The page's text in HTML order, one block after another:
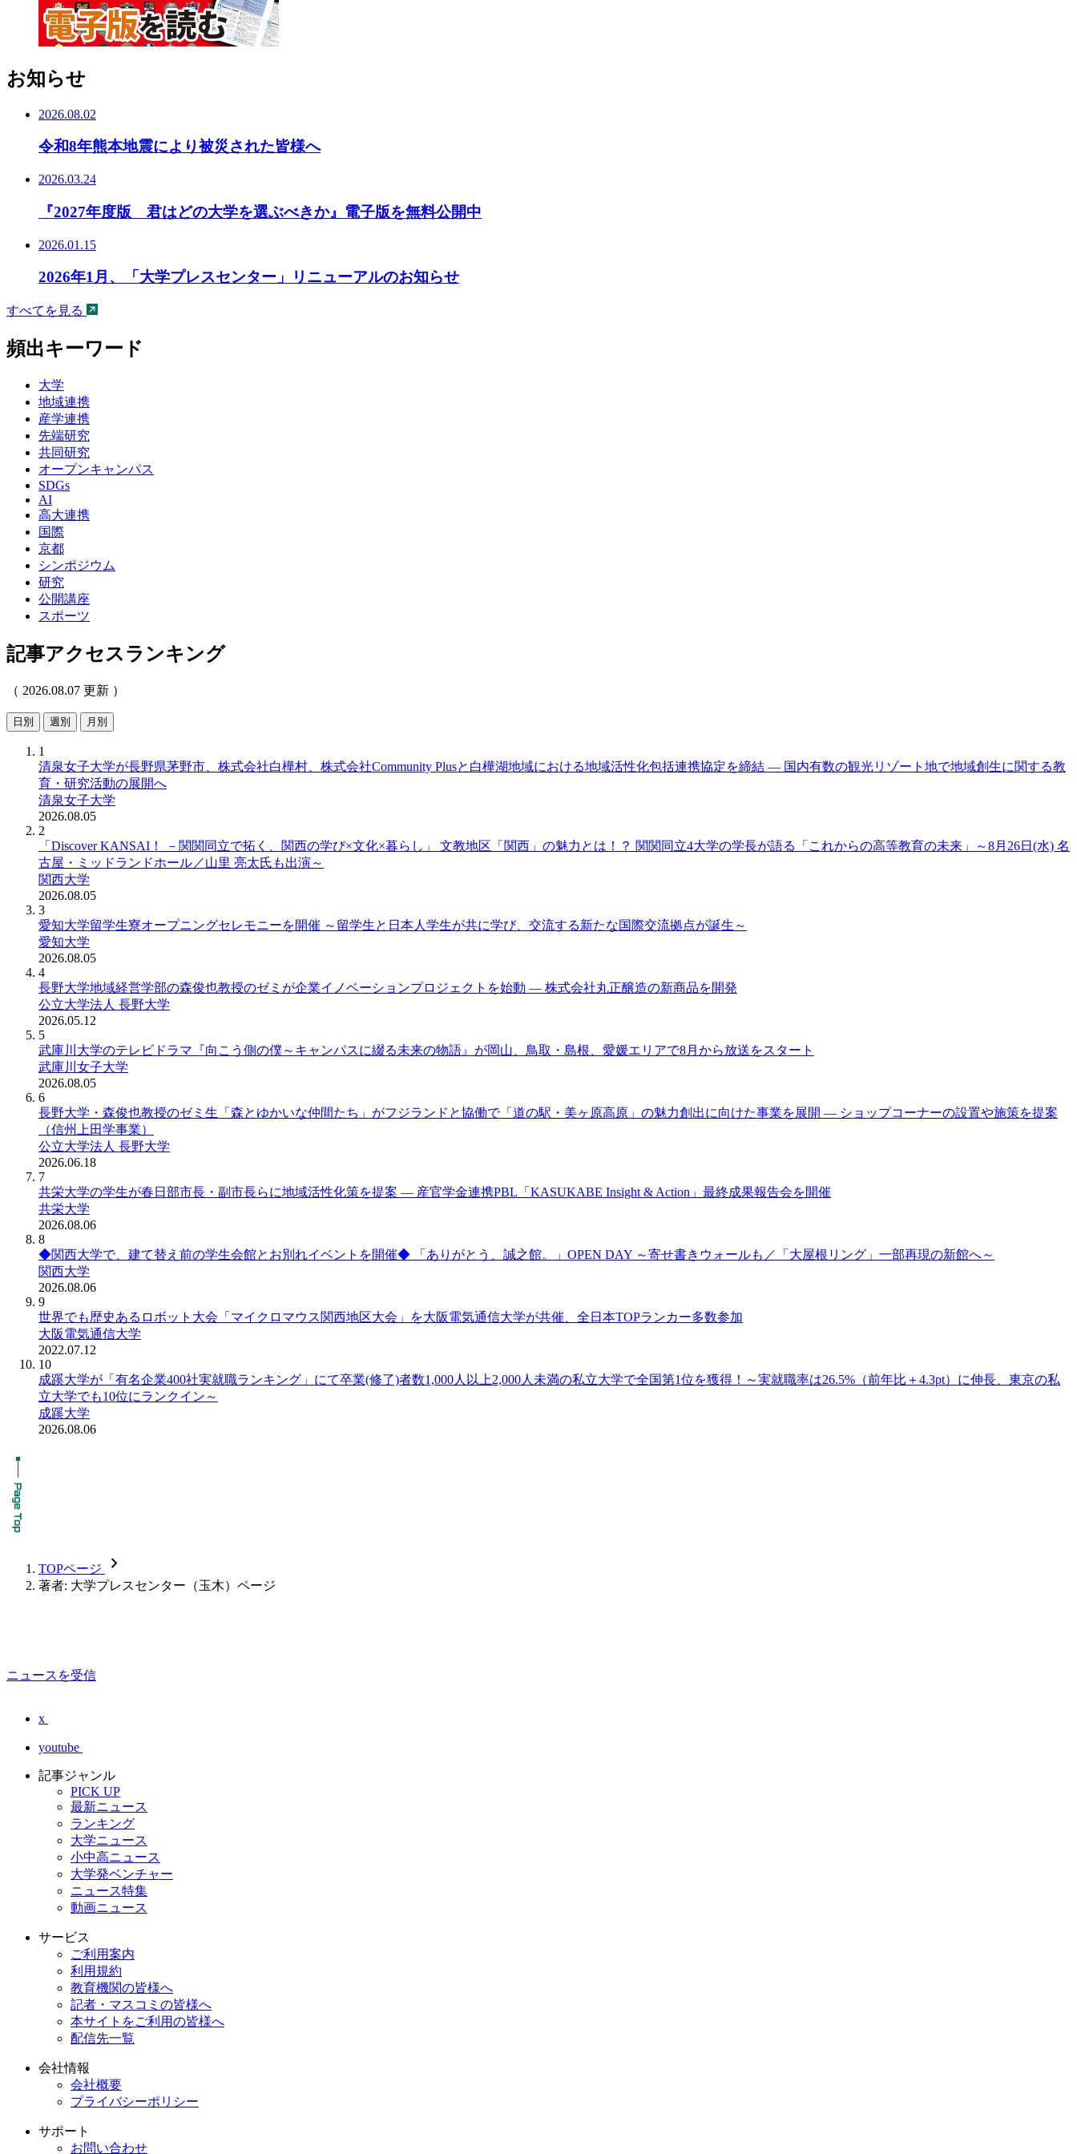
お知らせ
2026.08.02
令和8年熊本地震により被災された皆様へ
2026.03.24
『2027年度版 君はどの大学を選ぶべきか』電子版を無料公開中
2026.01.15
2026年1月、「大学プレスセンター」リニューアルのお知らせ
すべてを見る
頻出キーワード
大学
地域連携
産学連携
先端研究
共同研究
オープンキャンパス
SDGs
AI
高大連携
国際
京都
シンポジウム
研究
公開講座
スポーツ
記事アクセスランキング
（ 2026.08.07 更新 ）
日別 週別 月別
1
清泉女子大学が長野県茅野市、株式会社白樺村、株式会社Community Plusと白樺湖地域における地域活性化包括連携協定を締結 ― 国内有数の観光リゾート地で地域創生に関する教
育・研究活動の展開へ
清泉女子大学
2026.08.05
2
「Discover KANSAI！ －関関同立で拓く、関西の学び×文化×暮らし」 文教地区「関西」の魅力とは！？ 関関同立4大学の学長が語る「これからの高等教育の未来」～8月26日(水) 名
古屋・ミッドランドホール／山里 亮太氏も出演～
関西大学
2026.08.05
3
愛知大学留学生寮オープニングセレモニーを開催 ～留学生と日本人学生が共に学び、交流する新たな国際交流拠点が誕生～
愛知大学
2026.08.05
4
長野大学地域経営学部の森俊也教授のゼミが企業イノベーションプロジェクトを始動 ― 株式会社丸正醸造の新商品を開発
公立大学法人 長野大学
2026.05.12
5
武庫川大学のテレビドラマ『向こう側の僕～キャンパスに綴る未来の物語』が岡山、鳥取・島根、愛媛エリアで8月から放送をスタート
武庫川女子大学
2026.08.05
6
長野大学・森俊也教授のゼミ生「森とゆかいな仲間たち」がフジランドと協働で「道の駅・美ヶ原高原」の魅力創出に向けた事業を展開 ― ショップコーナーの設置や施策を提案
（信州上田学事業）
公立大学法人 長野大学
2026.06.18
7
共栄大学の学生が春日部市長・副市長らに地域活性化策を提案 ― 産官学金連携PBL「KASUKABE Insight & Action」最終成果報告会を開催
共栄大学
2026.08.06
8
◆関西大学で、建て替え前の学生会館とお別れイベントを開催◆ 「ありがとう、誠之館。」OPEN DAY ～寄せ書きウォールも／「大屋根リング」一部再現の新館へ～
関西大学
2026.08.06
9
世界でも歴史あるロボット大会「マイクロマウス関西地区大会」を大阪電気通信大学が共催、全日本TOPランカー多数参加
大阪電気通信大学
2022.07.12
10
成蹊大学が「有名企業400社実就職ランキング」にて卒業(修了)者数1,000人以上2,000人未満の私立大学で全国第1位を獲得！～実就職率は26.5%（前年比＋4.3pt）に伸長、東京の私
立大学でも10位にランクイン～
成蹊大学
2026.08.06
TOPページ chevron_forward
著者: 大学プレスセンター（玉木）ページ
ニュースを受信
x
youtube
記事ジャンル
PICK UP
最新ニュース
ランキング
大学ニュース
小中高ニュース
大学発ベンチャー
ニュース特集
動画ニュース
サービス
ご利用案内
利用規約
教育機関の皆様へ
記者・マスコミの皆様へ
本サイトをご利用の皆様へ
配信先一覧
会社情報
会社概要
プライバシーポリシー
サポート
お問い合わせ